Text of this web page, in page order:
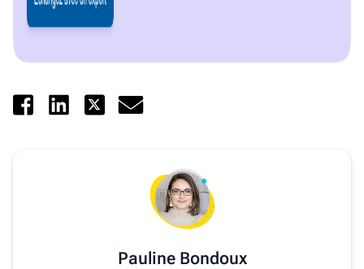
Pauline Bondoux